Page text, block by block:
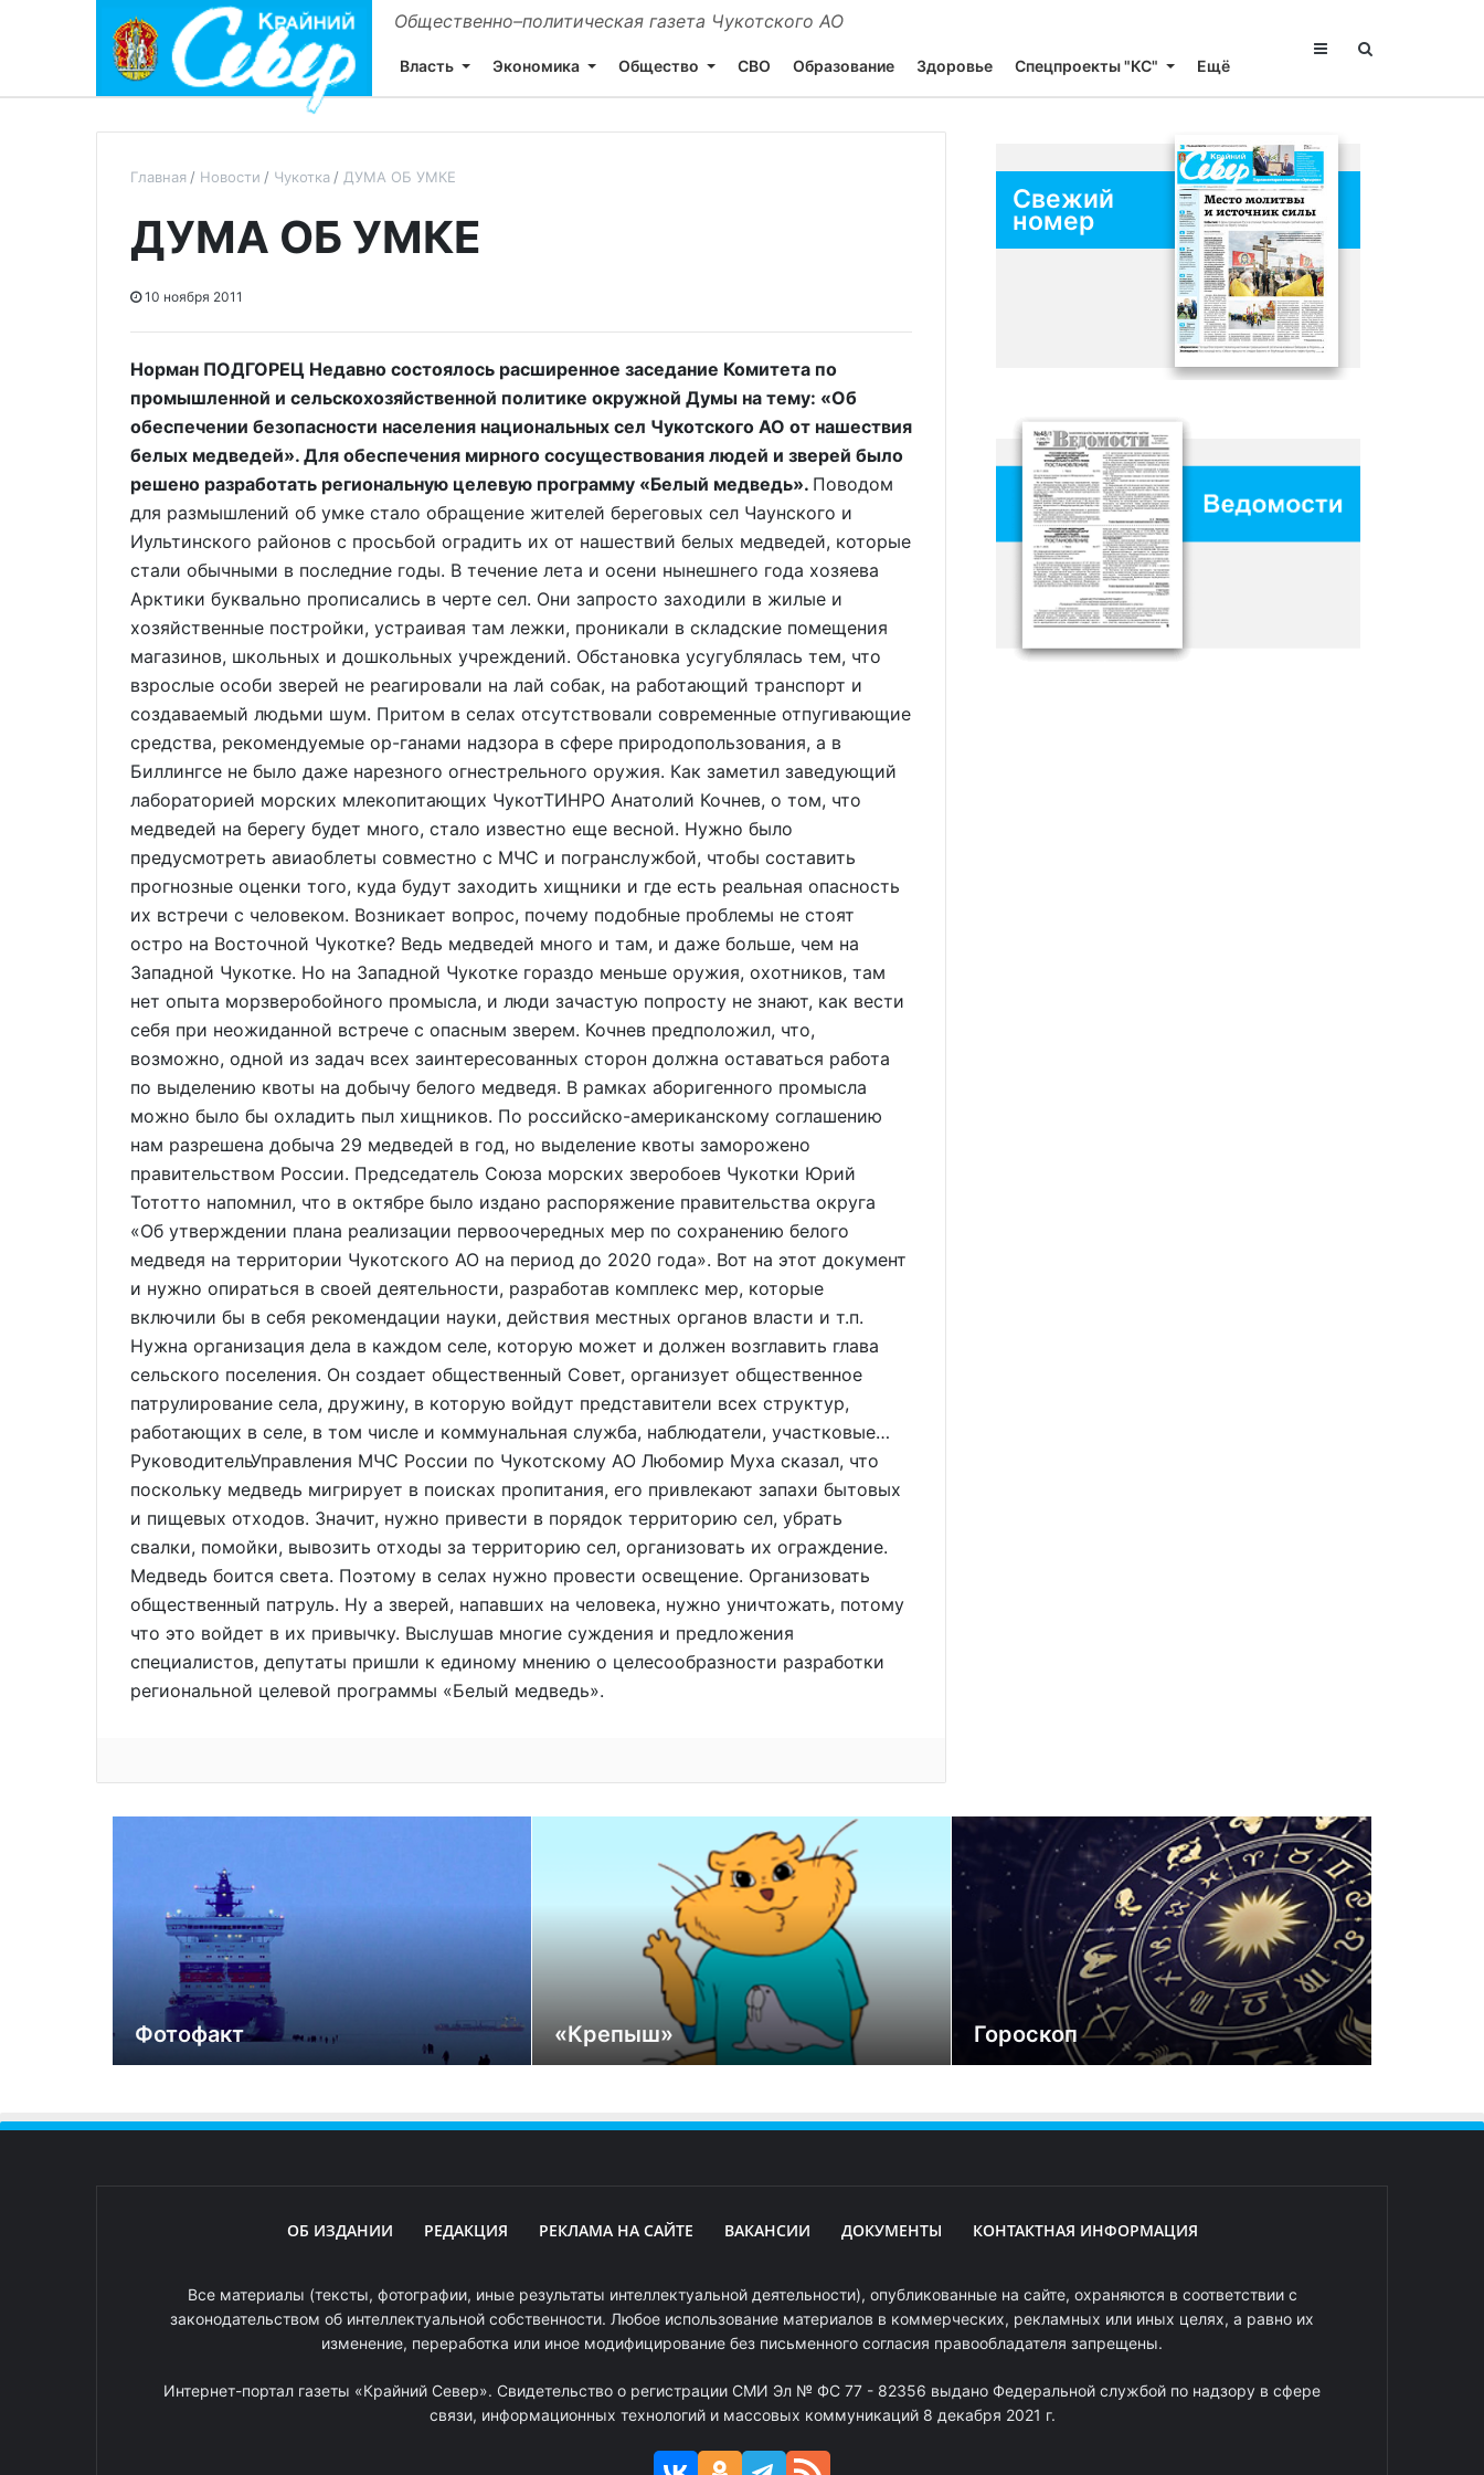
Общественно–политическая газета Чукотского АО
Власть Экономика Общество СВО Образование Здоровье Спецпроекты "КС" Ещё
Главная Новости Чукотка ДУМА ОБ УМКЕ
ДУМА ОБ УМКЕ
10 ноября 2011
Норман ПОДГОРЕЦ Недавно состоялось расширенное заседание Комитета по
промышленной и сельскохозяйственной политике окружной Думы на тему: «Об
обеспечении безопасности населения национальных сел Чукотского АО от нашествия
белых медведей». Для обеспечения мирного сосуществования людей и зверей было
решено разработать региональную целевую программу «Белый медведь». Поводом
для размышлений об умке стало обращение жителей береговых сел Чаунского и
Иультинского районов с просьбой оградить их от нашествий белых медведей, которые
стали обычными в последние годы. В течение лета и осени нынешнего года хозяева
Арктики буквально прописались в черте сел. Они запросто заходили в жилые и
хозяйственные постройки, устраивая там лежки, проникали в складские помещения
магазинов, школьных и дошкольных учреждений. Обстановка усугублялась тем, что
взрослые особи зверей не реагировали на лай собак, на работающий транспорт и
создаваемый людьми шум. Притом в селах отсутствовали современные отпугивающие
средства, рекомендуемые ор-ганами надзора в сфере природопользования, а в
Биллингсе не было даже нарезного огнестрельного оружия. Как заметил заведующий
лабораторией морских млекопитающих ЧукотТИНРО Анатолий Кочнев, о том, что
медведей на берегу будет много, стало известно еще весной. Нужно было
предусмотреть авиаоблеты совместно с МЧС и погранслужбой, чтобы составить
прогнозные оценки того, куда будут заходить хищники и где есть реальная опасность
их встречи с человеком. Возникает вопрос, почему подобные проблемы не стоят
остро на Восточной Чукотке? Ведь медведей много и там, и даже больше, чем на
Западной Чукотке. Но на Западной Чукотке гораздо меньше оружия, охотников, там
нет опыта морзверобойного промысла, и люди зачастую попросту не знают, как вести
себя при неожиданной встрече с опасным зверем. Кочнев предположил, что,
возможно, одной из задач всех заинтересованных сторон должна оставаться работа
по выделению квоты на добычу белого медведя. В рамках аборигенного промысла
можно было бы охладить пыл хищников. По российско-американскому соглашению
нам разрешена добыча 29 медведей в год, но выделение квоты заморожено
правительством России. Председатель Союза морских зверобоев Чукотки Юрий
Тототто напомнил, что в октябре было издано распоряжение правительства округа
«Об утверждении плана реализации первоочередных мер по сохранению белого
медведя на территории Чукотского АО на период до 2020 года». Вот на этот документ
и нужно опираться в своей деятельности, разработав комплекс мер, которые
включили бы в себя рекомендации науки, действия местных органов власти и т.п.
Нужна организация дела в каждом селе, которую может и должен возглавить глава
сельского поселения. Он создает общественный Совет, организует общественное
патрулирование села, дружину, в которую войдут представители всех структур,
работающих в селе, в том числе и коммунальная служба, наблюдатели, участковые…
РуководительУправления МЧС России по Чукотскому АО Любомир Муха сказал, что
поскольку медведь мигрирует в поисках пропитания, его привлекают запахи бытовых
и пищевых отходов. Значит, нужно привести в порядок территорию сел, убрать
свалки, помойки, вывозить отходы за территорию сел, организовать их ограждение.
Медведь боится света. Поэтому в селах нужно провести освещение. Организовать
общественный патруль. Ну а зверей, напавших на человека, нужно уничтожать, потому
что это войдет в их привычку. Выслушав многие суждения и предложения
специалистов, депутаты пришли к единому мнению о целесообразности разработки
региональной целевой программы «Белый медведь».
Свежий
номер
Фотофакт «Крепыш» Гороскоп
ОБ ИЗДАНИИ РЕДАКЦИЯ РЕКЛАМА НА САЙТЕ ВАКАНСИИ ДОКУМЕНТЫ КОНТАКТНАЯ ИНФОРМАЦИЯ
Все материалы (тексты, фотографии, иные результаты интеллектуальной деятельности), опубликованные на сайте, охраняются в соответствии с
законодательством об интеллектуальной собственности. Любое использование материалов в коммерческих, рекламных или иных целях, а равно их
изменение, переработка или иное модифицирование без письменного согласия правообладателя запрещены.
Интернет-портал газеты «Крайний Север». Свидетельство о регистрации СМИ Эл № ФС 77 - 82356 выдано Федеральной службой по надзору в сфере
связи, информационных технологий и массовых коммуникаций 8 декабря 2021 г.